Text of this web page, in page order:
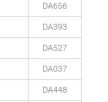
DA656
DA393
DA527
DA037
DA448